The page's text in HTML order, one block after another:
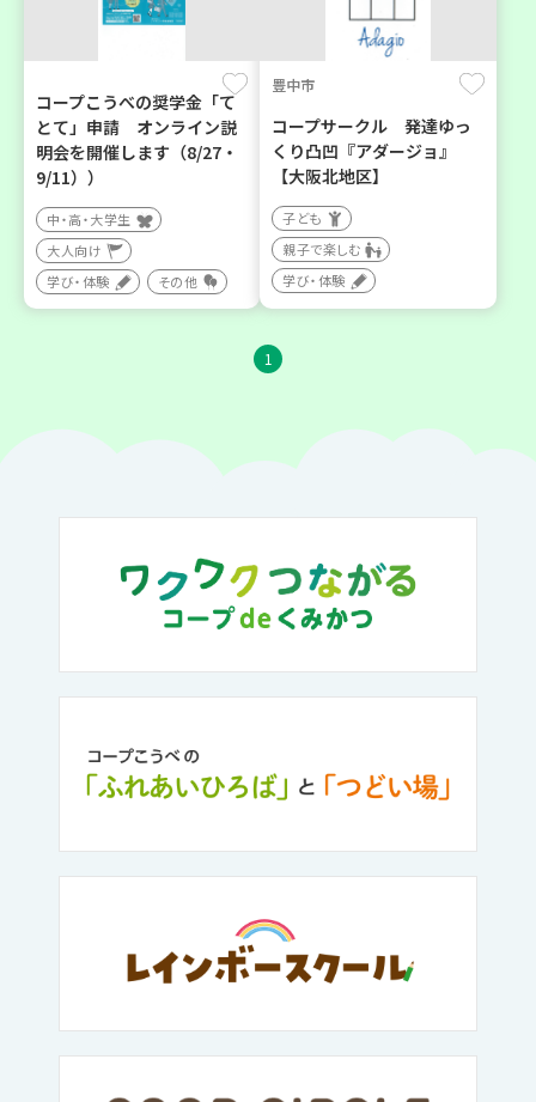
コープこうべの奨学金「て
とて」申請 オンライン説
明会を開催します（8/27・
9/11））
中・高・大学生
大人向け
学び・体験
その他
豊中市
コープサークル 発達ゆっ
くり凸凹『アダージョ』
【大阪北地区】
子ども
親子で楽しむ
学び・体験
1